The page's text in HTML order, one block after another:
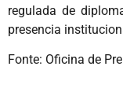
regulada de
presencia
Fonte: Oficina de